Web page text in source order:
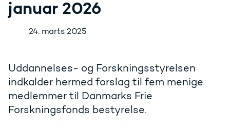
januar 2026
24. marts 2025
Uddannelses- og Forskningsstyrelsen
indkalder hermed forslag til fem menige
medlemmer til Danmarks Frie
Forskningsfonds bestyrelse.